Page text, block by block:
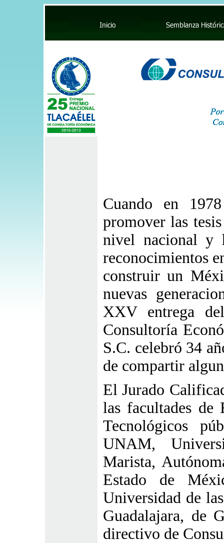
Cuando en
promover las
nivel nacional y
reconocimientos
construir un
nuevas
XXV entrega
Consultoría
S.C. celebró 34
de compartir
El Jurado
las facultades de
Tecnológicos
UNAM,
Marista,
Estado de
Universidad de
Guadalajara, de
directivo de